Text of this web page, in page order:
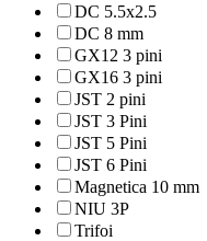
DC 5.5x2.5
DC 8 mm
GX12 3 pini
GX16 3 pini
JST 2 pini
JST 3 Pini
JST 5 Pini
JST 6 Pini
Magnetica 10 mm
NIU 3P
Trifoi